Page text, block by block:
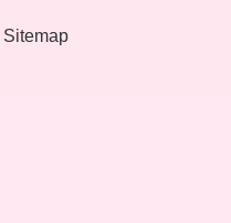
Sitemap